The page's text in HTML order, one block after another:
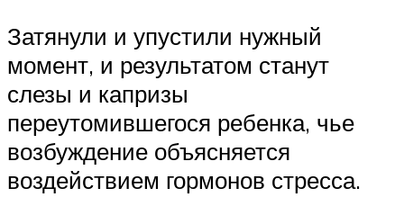
Затянули и упустили нужный
момент, и результатом станут
слезы и капризы
переутомившегося ребенка, чье
возбуждение объясняется
воздействием гормонов стресса.